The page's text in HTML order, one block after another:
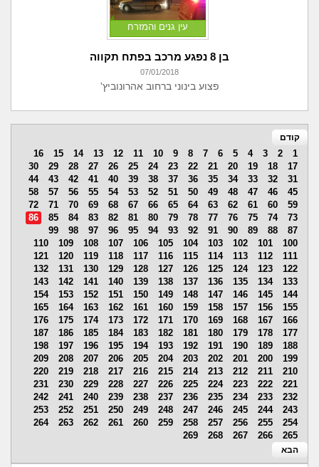
עין גנים והמזרח
בן 8 נפגע מרכב בפתח תקווה
07/01/2018
פצוע בינוני ברחוב אהרונוביץ'
קודם
1
2
3
4
5
6
7
8
9
10
11
12
13
14
15
16
17
18
19
20
21
22
23
24
25
26
27
28
29
30
31
32
33
34
35
36
37
38
39
40
41
42
43
44
45
46
47
48
49
50
51
52
53
54
55
56
57
58
59
60
61
62
63
64
65
66
67
68
69
70
71
72
73
74
75
76
77
78
79
80
81
82
83
84
85
86
87
88
89
90
91
92
93
94
95
96
97
98
99
100
101
102
103
104
105
106
107
108
109
110
111
112
113
114
115
116
117
118
119
120
121
122
123
124
125
126
127
128
129
130
131
132
133
134
135
136
137
138
139
140
141
142
143
144
145
146
147
148
149
150
151
152
153
154
155
156
157
158
159
160
161
162
163
164
165
166
167
168
169
170
171
172
173
174
175
176
177
178
179
180
181
182
183
184
185
186
187
188
189
190
191
192
193
194
195
196
197
198
199
200
201
202
203
204
205
206
207
208
209
210
211
212
213
214
215
216
217
218
219
220
221
222
223
224
225
226
227
228
229
230
231
232
233
234
235
236
237
238
239
240
241
242
243
244
245
246
247
248
249
250
251
252
253
254
255
256
257
258
259
260
261
262
263
264
265
266
267
268
269
הבא